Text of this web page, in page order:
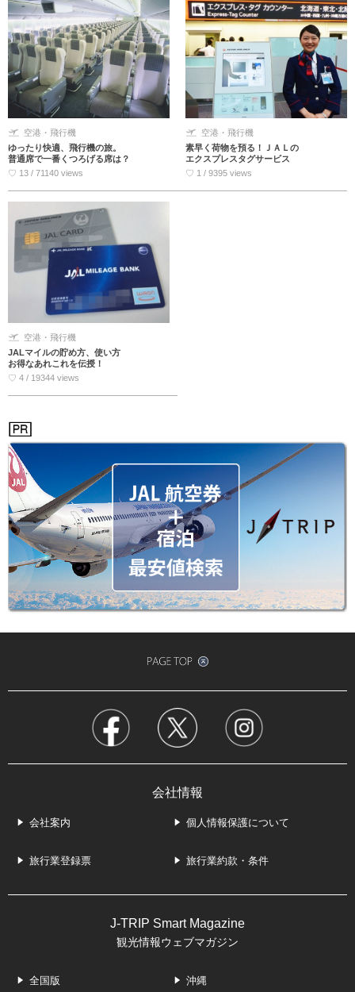
空港・飛行機
ゆったり快適、飛行機の旅。
普通席で一番くつろげる席は？
♡ 13 / 71140 views
空港・飛行機
素早く荷物を預る！ＪＡＬの
エクスプレスタグサービス
♡ 1 / 9395 views
空港・飛行機
JALマイルの貯め方、使い方
お得なあれこれを伝授！
♡ 4 / 19344 views
会社情報
会社案内 個人情報保護について
旅行業登録票 旅行業約款・条件
J-TRIP Smart Magazine
観光情報ウェブマガジン
全国版 沖縄